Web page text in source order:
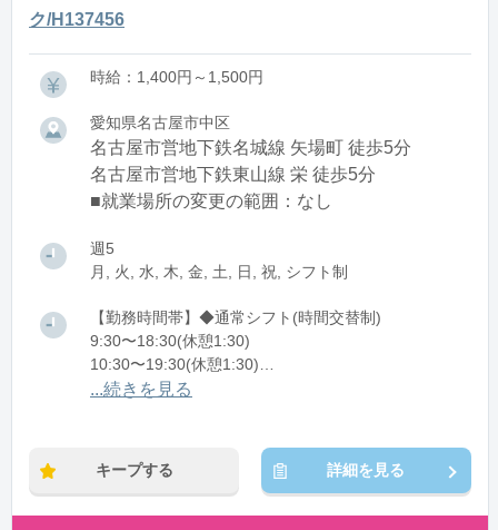
ク/H137456
時給：1,400円～1,500円
愛知県名古屋市中区
名古屋市営地下鉄名城線 矢場町 徒歩5分
名古屋市営地下鉄東山線 栄 徒歩5分
■就業場所の変更の範囲：なし
週5
月, 火, 水, 木, 金, 土, 日, 祝, シフト制
【勤務時間帯】◆通常シフト(時間交替制)
9:30〜18:30(休憩1:30)
10:30〜19:30(休憩1:30)
11:30〜20:30(休憩1:30)
...続きを見る
キープする 詳細を見る